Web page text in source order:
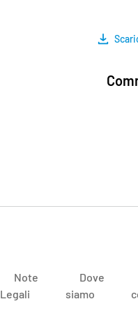
Note
Legali
Dove
siamo